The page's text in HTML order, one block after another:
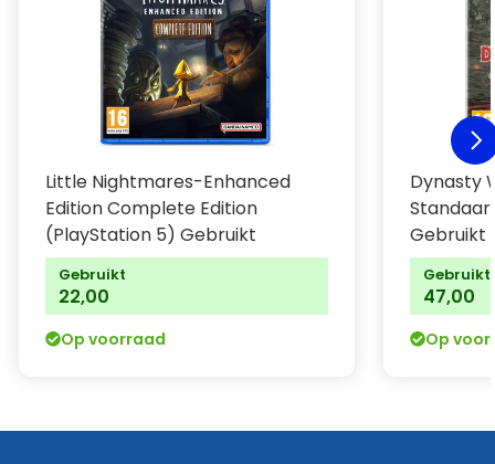
Little Nightmares-Enhanced
Edition Complete Edition
(PlayStation 5) Gebruikt
Gebruikt
22,00
Op voorraad
Dynasty
Gebruikt
Gebruikt
47,00
Op